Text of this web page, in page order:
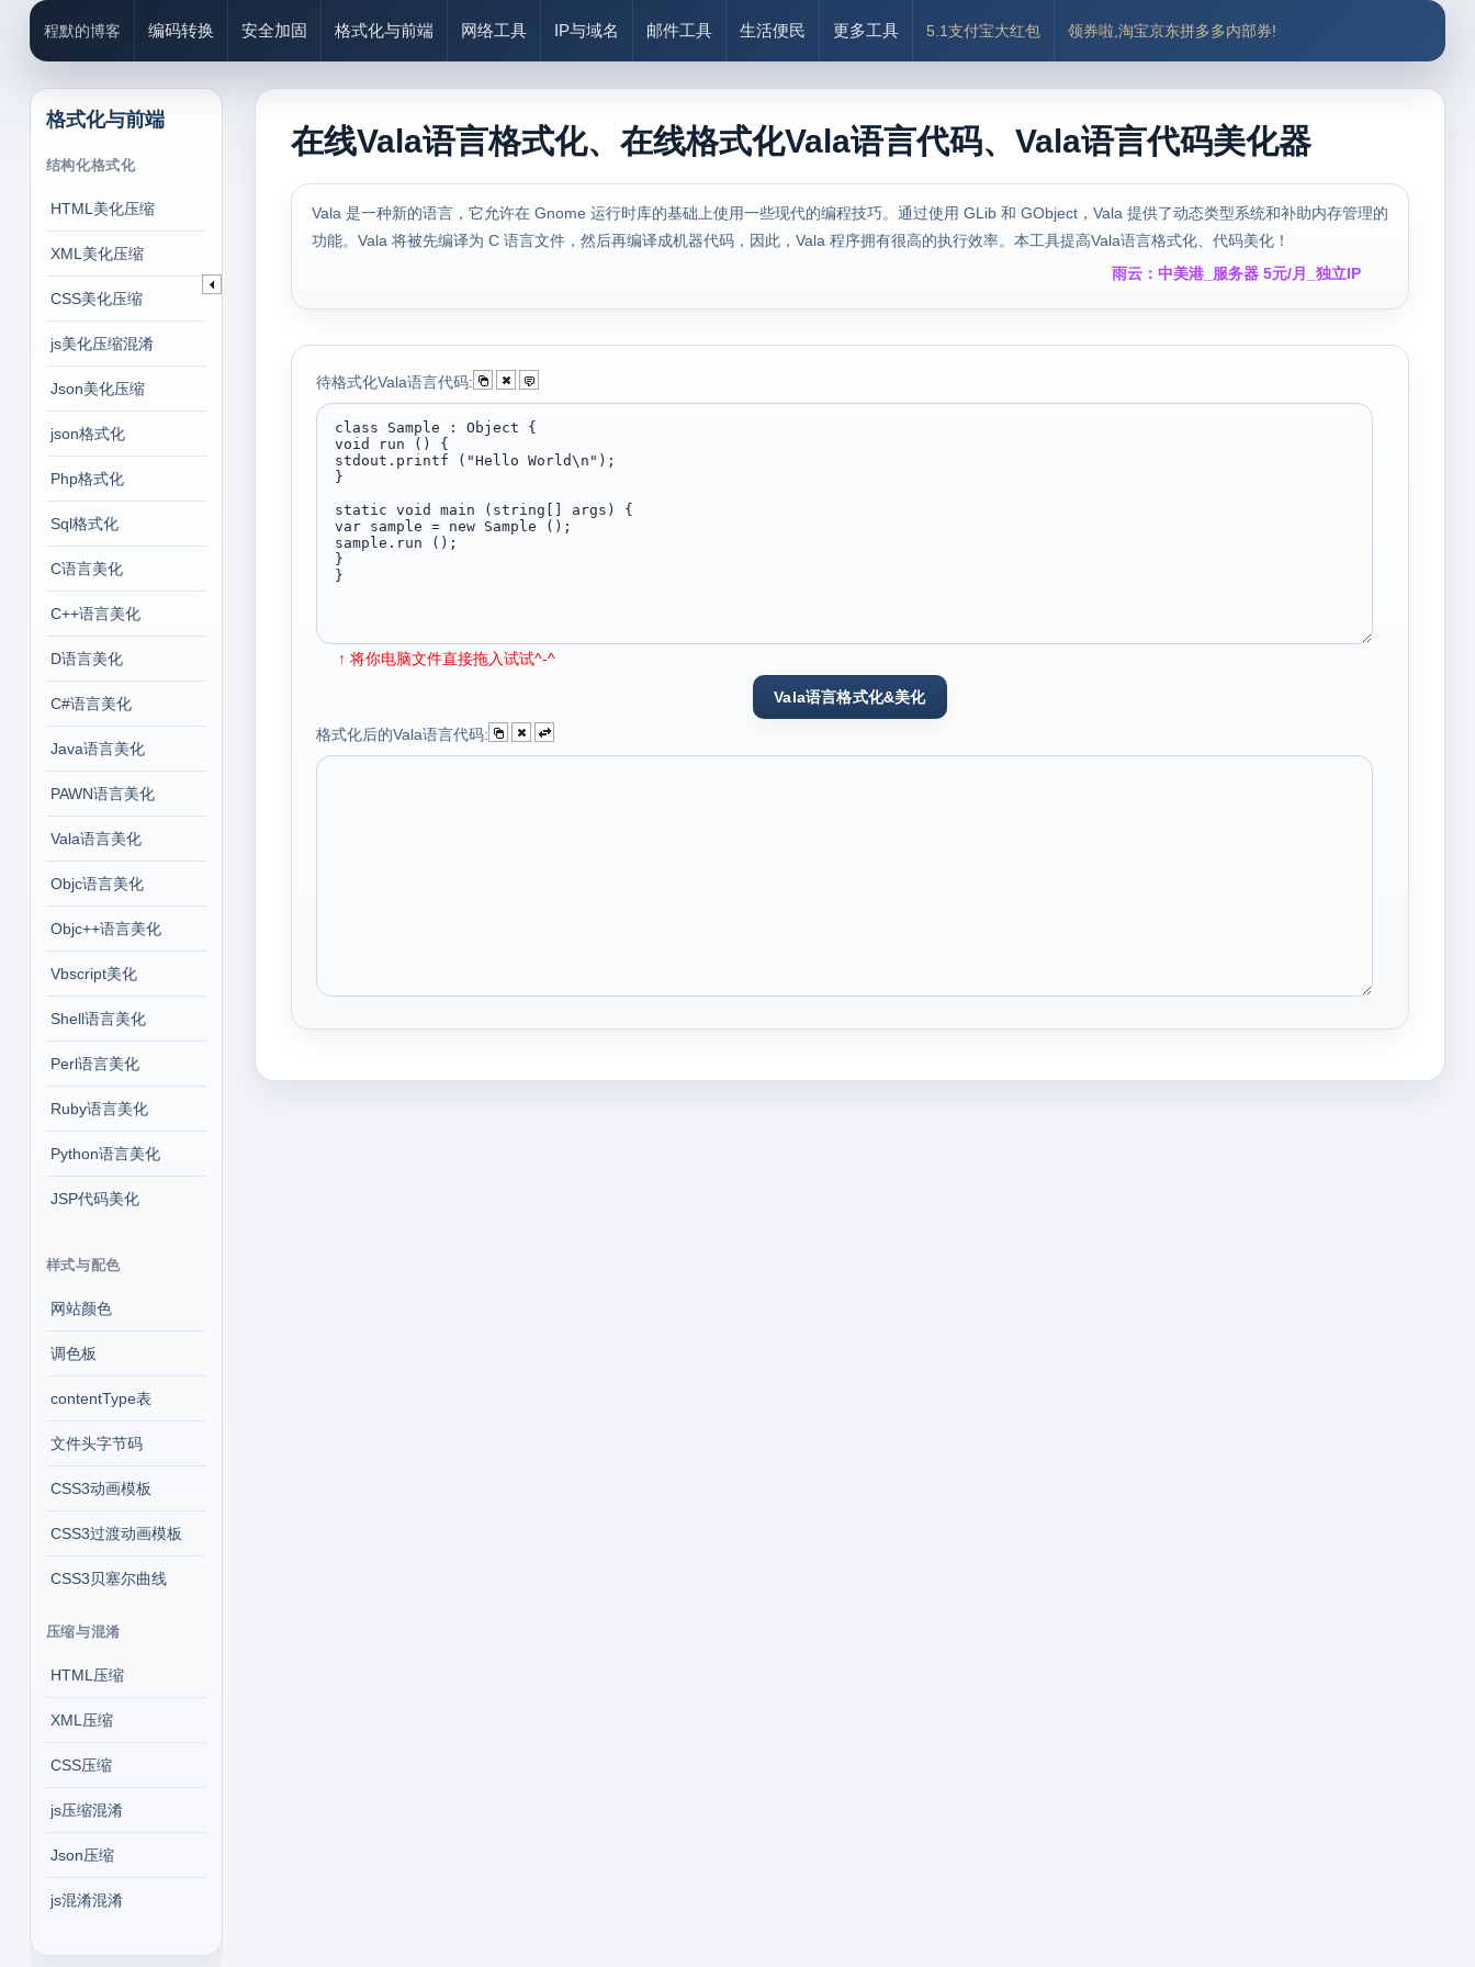
程默的博客 编码转换 安全加固 格式化与前端 网络工具 IP与域名 邮件工具 生活便民 更多工具 5.1支付宝大红包 领券啦,淘宝京东拼多多内部券!
格式化与前端
结构化格式化
HTML美化压缩
XML美化压缩
CSS美化压缩
js美化压缩混淆
Json美化压缩
json格式化
Php格式化
Sql格式化
C语言美化
C++语言美化
D语言美化
C#语言美化
Java语言美化
PAWN语言美化
Vala语言美化
Objc语言美化
Objc++语言美化
Vbscript美化
Shell语言美化
Perl语言美化
Ruby语言美化
Python语言美化
JSP代码美化
样式与配色
网站颜色
调色板
contentType表
文件头字节码
CSS3动画模板
CSS3过渡动画模板
CSS3贝塞尔曲线
压缩与混淆
HTML压缩
XML压缩
CSS压缩
js压缩混淆
Json压缩
js混淆混淆
在线Vala语言格式化、在线格式化Vala语言代码、Vala语言代码美化器
Vala 是一种新的语言，它允许在 Gnome 运行时库的基础上使用一些现代的编程技巧。通过使用 GLib 和 GObject，Vala 提供了动态类型系统和补助内存管理的
功能。Vala 将被先编译为 C 语言文件，然后再编译成机器代码，因此，Vala 程序拥有很高的执行效率。本工具提高Vala语言格式化、代码美化！
雨云：中美港_服务器 5元/月_独立IP
待格式化Vala语言代码:
↑ 将你电脑文件直接拖入试试^-^
格式化后的Vala语言代码: